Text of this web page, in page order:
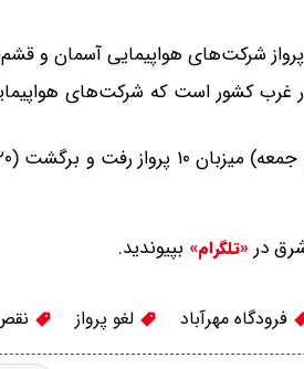
شرکت‌های هواپیمایی آسمان و
غرب کشور است که شرکت‌های
در «تلگرام» بپیوندید.
فرودگاه مهرآباد لغو پرواز